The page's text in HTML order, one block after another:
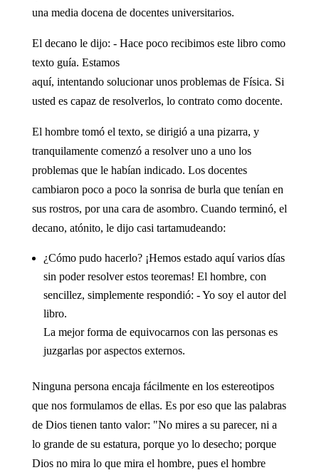
una media docena de docentes universitarios.
El decano le dijo: - Hace poco recibimos este libro como
texto guía. Estamos
aquí, intentando solucionar unos problemas de Física. Si
usted es capaz de resolverlos, lo contrato como docente.
El hombre tomó el texto, se dirigió a una pizarra, y
tranquilamente comenzó a resolver uno a uno los
problemas que le habían indicado. Los docentes
cambiaron poco a poco la sonrisa de burla que tenían en
sus rostros, por una cara de asombro. Cuando terminó, el
decano, atónito, le dijo casi tartamudeando:
¿Cómo pudo hacerlo? ¡Hemos estado aquí varios días
sin poder resolver estos teoremas! El hombre, con
sencillez, simplemente respondió: - Yo soy el autor del
libro.
La mejor forma de equivocarnos con las personas es
juzgarlas por aspectos externos.
Ninguna persona encaja fácilmente en los estereotipos
que nos formulamos de ellas. Es por eso que las palabras
de Dios tienen tanto valor: "No mires a su parecer, ni a
lo grande de su estatura, porque yo lo desecho; porque
Dios no mira lo que mira el hombre, pues el hombre